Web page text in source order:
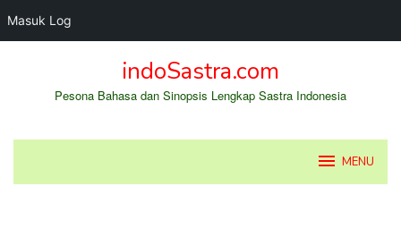
Masuk Log
indoSastra.com
Pesona Bahasa dan Sinopsis Lengkap Sastra Indonesia
MENU